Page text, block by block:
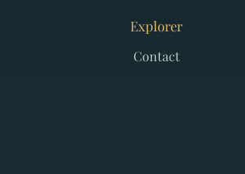
Explorer
Contact